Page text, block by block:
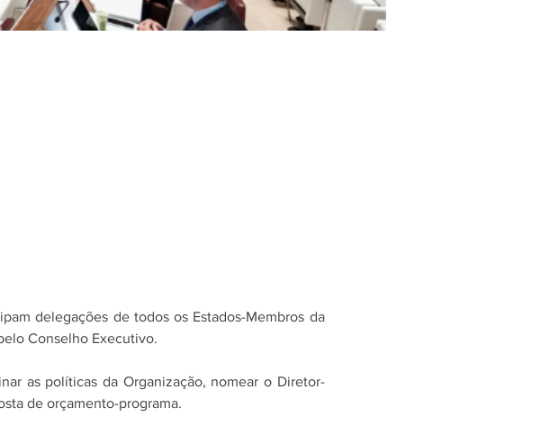
delegações de todos os Estados-Membros da
Conselho Executivo.
as políticas da Organização, nomear o Diretor-
de orçamento-programa.